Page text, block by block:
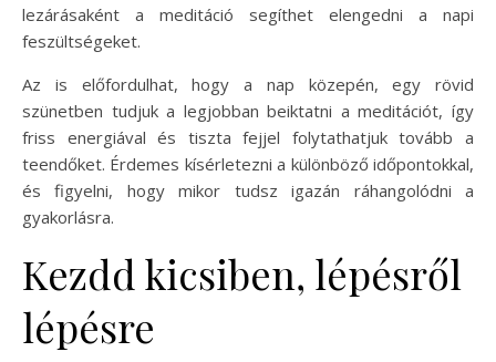
lezárásaként a meditáció segíthet elengedni a napi
feszültségeket.
Az is előfordulhat, hogy a nap közepén, egy rövid
szünetben tudjuk a legjobban beiktatni a meditációt, így
friss energiával és tiszta fejjel folytathatjuk tovább a
teendőket. Érdemes kísérletezni a különböző időpontokkal,
és figyelni, hogy mikor tudsz igazán ráhangolódni a
gyakorlásra.
Kezdd kicsiben, lépésről
lépésre